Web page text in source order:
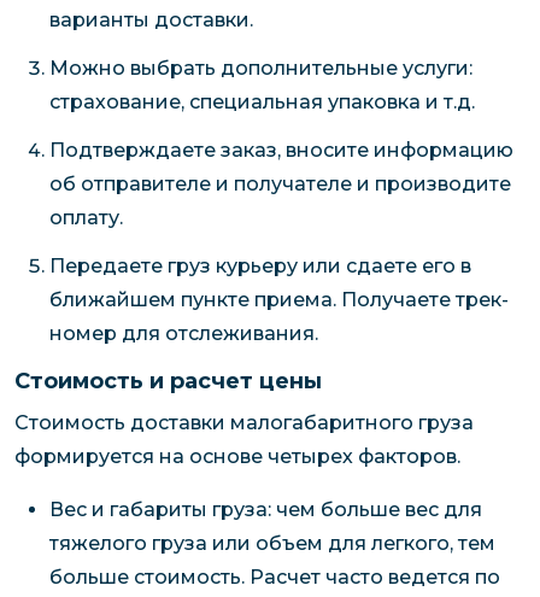
варианты доставки.
Можно выбрать дополнительные услуги:
страхование, специальная упаковка и т.д.
Подтверждаете заказ, вносите информацию
об отправителе и получателе и производите
оплату.
Передаете груз курьеру или сдаете его в
ближайшем пункте приема. Получаете трек-
номер для отслеживания.
Стоимость и расчет цены
Стоимость доставки малогабаритного груза
формируется на основе четырех факторов.
Вес и габариты груза: чем больше вес для
тяжелого груза или объем для легкого, тем
больше стоимость. Расчет часто ведется по